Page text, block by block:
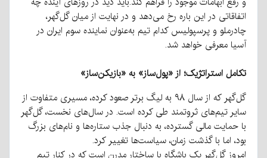
اتفاقاتی در این باره رخ می‌دهد و در نهایت از میان گل‌گهر،
چادرملو و پرسپولیس کدام تیم به‌عنوان نماینده سوم ایران در
آسیا معرفی خواهد شد.
تکامل استراتژیک؛ از «پول‌ساز» به «بازیکن‌ساز»
گل‌گهر که از سال ۹۸ به لیگ برتر صعود کرده، مسیری متفاوت از
سایر تیم‌های ثروتمند طی کرده است. در سال‌های نخست، گل‌گهر
با حمایت مالی گسترده، به دنبال جذب ستاره‌ها و نام‌های بزرگ
بود، اما با گذشت زمان، سیاست‌ها تغییر کرد.
امروز گل‌گهر یک باشگاه با ساختار مدرن است که در کنار تیم